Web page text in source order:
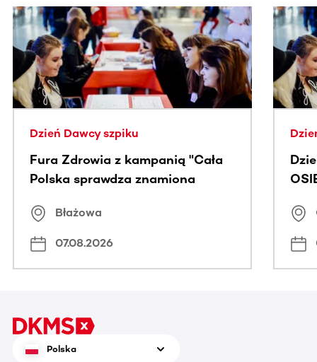
Ta sekcja zawiera treści przewijane w poziomie. Użyj
Dzień Dawcy szpiku
Fura Zdrowia z kampanią "Cała
Polska sprawdza znamiona
Błażowa
07.08.2026
Polska